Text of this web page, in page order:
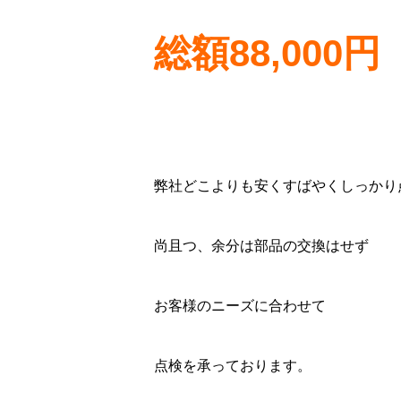
総額88,000円
弊社どこよりも安くすばやくしっかり
尚且つ、余分は部品の交換はせず
お客様のニーズに合わせて
点検を承っております。